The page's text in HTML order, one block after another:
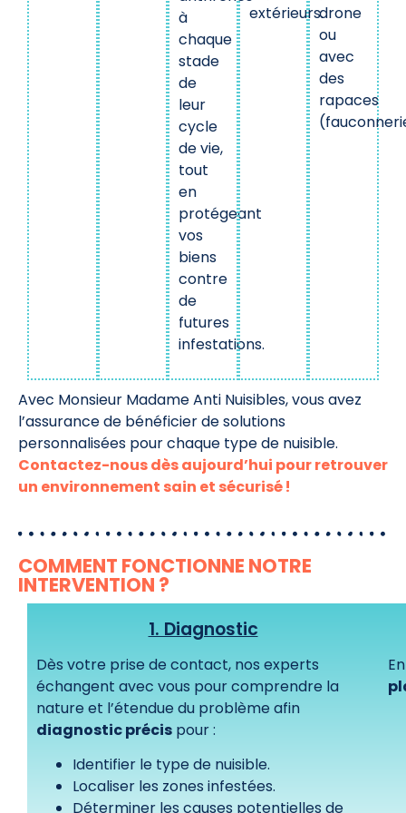
drone
ou
avec
des
rapaces
à
chaque
stade
de
leur
cycle
de vie,
tout
en
protégeant
vos
biens
contre
de
futures
infestations.
extérieurs.
Avec Monsieur Madame Anti Nuisibles, vous avez
l’assurance de bénéficier de solutions
personnalisées pour chaque type de nuisible.
Contactez-nous dès aujourd’hui pour retrouver
un environnement sain et sécurisé !
COMMENT FONCTIONNE NOTRE
INTERVENTION ?
1. Diagnostic
Dès votre prise de contact, nos experts
échangent avec vous pour comprendre la
nature et l’étendue du problème afin
diagnostic précis pour :
Identifier le type de nuisible.
Localiser les zones infestées.
Déterminer les causes potentielles de